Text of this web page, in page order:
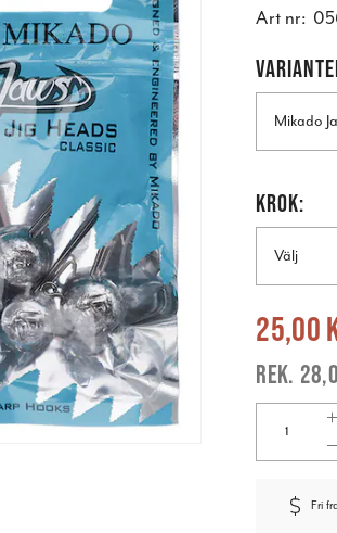
Art nr:
Mikado
KROK:
Välj
Nuvarande
25,00
Fri